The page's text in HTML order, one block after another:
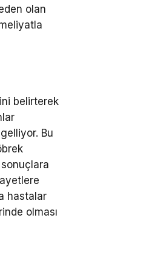
olan
belirterek
Bu
hastalar
olması